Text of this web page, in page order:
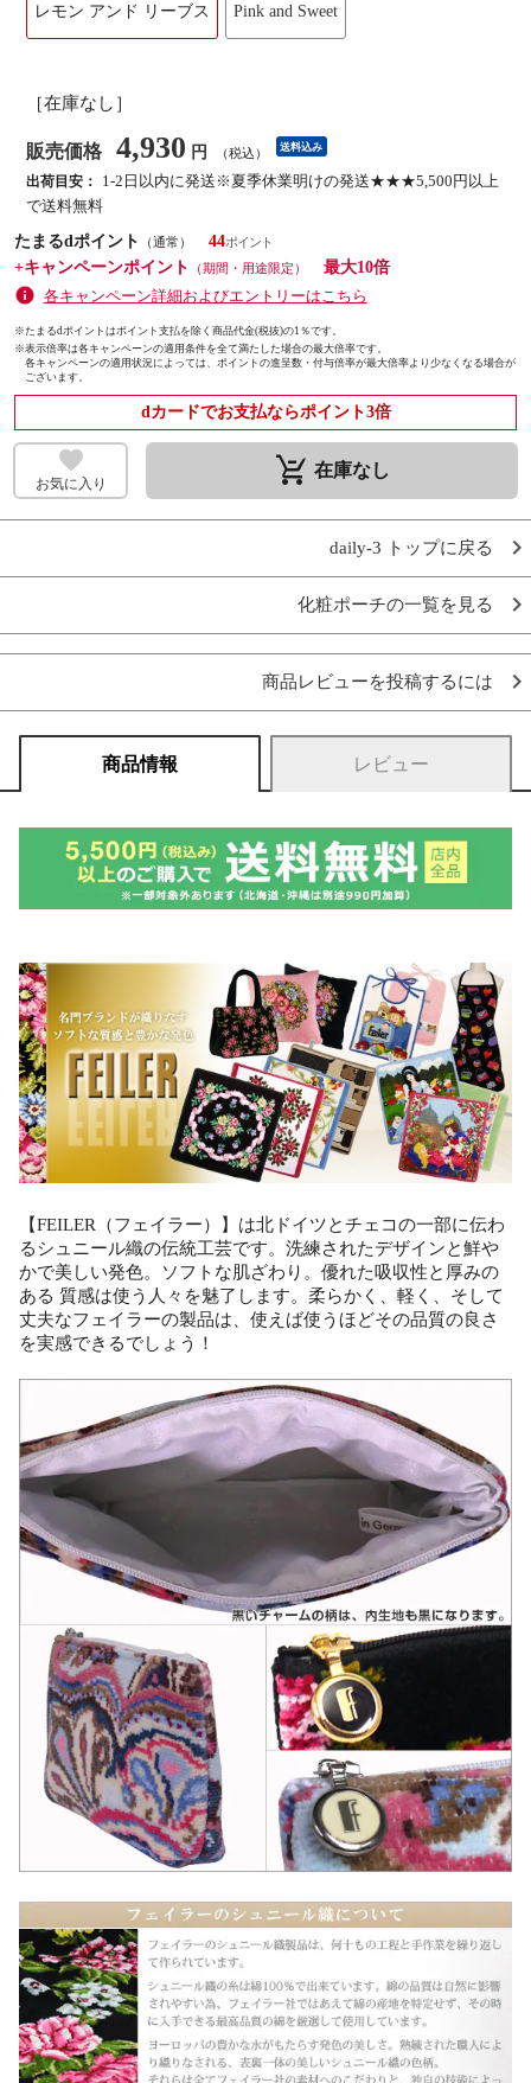
レモン アンド リーブス Pink and Sweet
［在庫なし］
販売価格 4,930 円 （税込） 送料込み
出荷目安：
1-2日以内に発送※夏季休業明けの発送★★★5,500円以上
で送料無料
たまるdポイント
（通常）
44
+キャンペーンポイント
（期間・用途限定）
最大10倍
各キャンペーン詳細およびエントリーはこちら
※たまるdポイントはポイント支払を除く商品代金(税抜)の1％です。
※表示倍率は各キャンペーンの適用条件を全て満たした場合の最大倍率です。
各キャンペーンの適用状況によっては、ポイントの進呈数・付与倍率が最大倍率より少なくなる場合が
ございます。
dカードでお支払ならポイント3倍
お気に入り remove_shopping_cart 在庫なし
daily-3 トップに戻る
化粧ポーチの一覧を見る
商品レビューを投稿するには
商品情報 レビュー
【FEILER（フェイラー）】は北ドイツとチェコの一部に伝わ
るシュニール織の伝統工芸です。洗練されたデザインと鮮や
かで美しい発色。ソフトな肌ざわり。優れた吸収性と厚みの
ある 質感は使う人々を魅了します。柔らかく、軽く、そして
丈夫なフェイラーの製品は、使えば使うほどその品質の良さ
を実感できるでしょう！